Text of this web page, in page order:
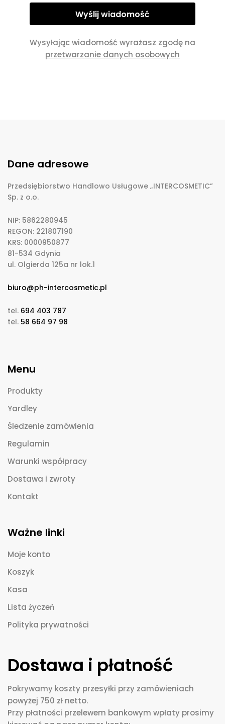
Wysyłając wiadomość wyrażasz zgodę na
przetwarzanie danych osobowych
Dane adresowe
Przedsiębiorstwo Handlowo Usługowe „INTERCOSMETIC”
Sp. z o.o.
NIP: 5862280945
REGON: 221807190
KRS: 0000950877
81-534 Gdynia
ul. Olgierda 125a nr lok.1
biuro@ph-intercosmetic.pl
tel. 694 403 787
tel. 58 664 97 98
Menu
Produkty
Yardley
Śledzenie zamówienia
Regulamin
Warunki współpracy
Dostawa i zwroty
Kontakt
Ważne linki
Moje konto
Koszyk
Kasa
Lista życzeń
Polityka prywatności
Dostawa i płatność
Pokrywamy koszty przesyłki przy zamówieniach
powyżej 750 zł netto.
Przy płatności przelewem bankowym wpłaty prosimy